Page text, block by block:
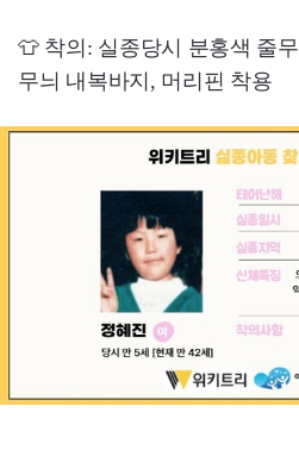
👕 착의: 실종당시 분홍색 줄
무늬 내복바지, 머리핀 착용